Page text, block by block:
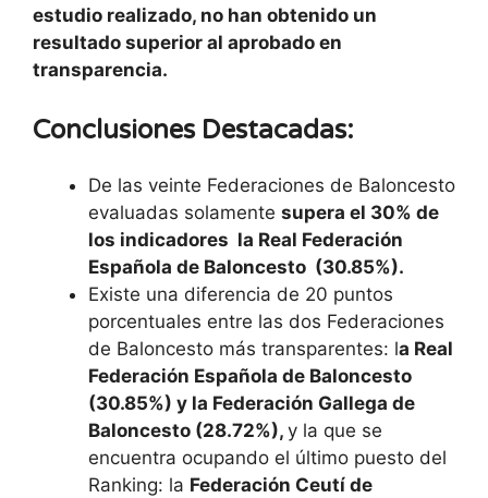
estudio realizado, no han obtenido un
resultado superior al aprobado en
transparencia.
Conclusiones Destacadas:
De las veinte Federaciones de Baloncesto
evaluadas solamente supera el 30% de
los indicadores la Real Federación
Española de Baloncesto (30.85%).
Existe una diferencia de 20 puntos
porcentuales entre las dos Federaciones
de Baloncesto más transparentes: la Real
Federación Española de Baloncesto
(30.85%) y la Federación Gallega de
Baloncesto (28.72%), y la que se
encuentra ocupando el último puesto del
Ranking: la Federación Ceutí de